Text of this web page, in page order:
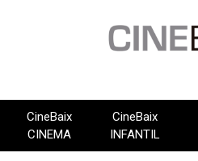
CineBaix
CINEMA
CineBaix
INFANTIL